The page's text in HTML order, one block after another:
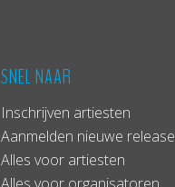
SNEL NAAR
Inschrijven artiesten
Aanmelden nieuwe release
Alles voor artiesten